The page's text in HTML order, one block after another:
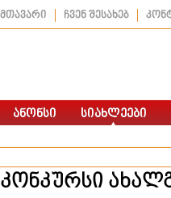
მთავარი ჩვენ შესახებ
კონკურსი